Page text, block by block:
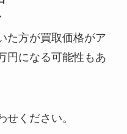
た方が買取価格がア
円になる可能性もあ
せください。